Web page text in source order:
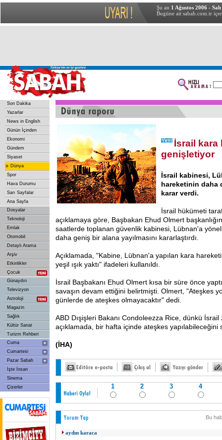
Şu an 1 Ağustos 2006 - Salı
Bugüne ait sabah.com.tr
Son Dakika
Yazarlar
News in English
Günün İçinden
Ekonomi
Gündem
Siyaset
» Dünya
Spor
Hava Durumu
Sarı Sayfalar
Ana Sayfa
Dosyalar
Teknoloji
Emlak
Otomobil
Detaylı Arama
Arşiv
Etkinlikler
Çocuk
Günaydın
Televizyon
Astroloji
Magazin
Sağlık
Kültür Sanat
Turizm Rehberi
Cuma
Cumartesi
Pazar Sabah
İşte İnsan
Sinema
Çizerler
İsrail kara
genişletiyor
İsrail kabinesi,
hareketinin daha
karar verdi.
İsrail hükümeti
açıklamaya göre, Başbakan Ehud Olmert
saatlerde toplanan güvenlik kabinesi, Lübnan'a
daha geniş bir alana yayılmasını kararlaştırdı.
Açıklamada, "Kabine, Lübnan'a yapılan kara
yeşil ışık yaktı" ifadeleri kullanıldı.
İsrail Başbakanı Ehud Olmert kısa bir süre önce
savaşın devam ettiğini belirtmişti. Olmert, "Ateşkes
günlerde de ateşkes olmayacaktır" dedi.
ABD Dışişleri Bakanı Condoleezza Rice, dünkü İsrail
açıklamada, bir hafta içinde ateşkes yapılabileceğini
(İHA)
1 2 3 4
Bu
aydın karaca